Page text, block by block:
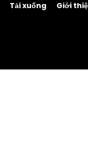
Tải xuống Giới